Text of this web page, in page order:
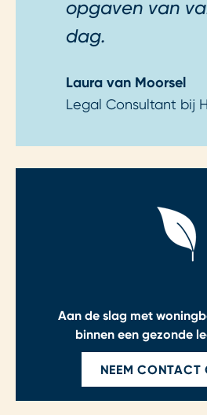
opgaven van
dag.
Laura van Moorsel
Legal Consultant bij
Aan de slag met
binnen een gezonde
NEEM CONTACT